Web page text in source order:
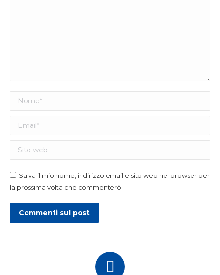
Nome *
Email *
Sito web
Salva il mio nome, indirizzo email e sito web nel browser per
la prossima volta che commenterò.
Commenti sul post